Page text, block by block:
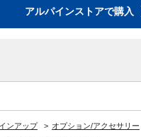
アルパインストアで購入
ンアップ
オプション/アクセサリー